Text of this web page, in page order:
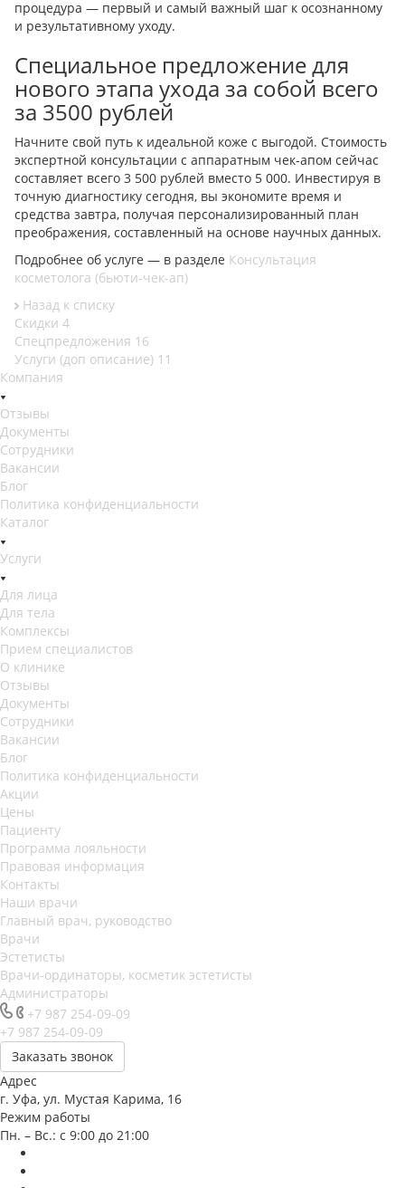
процедура — первый и самый важный шаг к осознанному
и результативному уходу.
Специальное предложение для
нового этапа ухода за собой всего
за 3500 рублей
Начните свой путь к идеальной коже с выгодой. Стоимость
экспертной консультации с аппаратным чек-апом сейчас
составляет всего 3 500 рублей вместо 5 000. Инвестируя в
точную диагностику сегодня, вы экономите время и
средства завтра, получая персонализированный план
преображения, составленный на основе научных данных.
Подробнее об услуге — в разделе Консультация
косметолога (бьюти-чек-ап)
Назад к списку
Скидки 4
Спецпредложения 16
Услуги (доп описание) 11
Компания
Отзывы
Документы
Сотрудники
Вакансии
Блог
Политика конфиденциальности
Каталог
Услуги
Для лица
Для тела
Комплексы
Прием специалистов
О клинике
Отзывы
Документы
Сотрудники
Вакансии
Блог
Политика конфиденциальности
Акции
Цены
Пациенту
Программа лояльности
Правовая информация
Контакты
Наши врачи
Главный врач, руководство
Врачи
Эстетисты
Врачи-ординаторы, косметик эстетисты
Администраторы
+7 987 254-09-09
+7 987 254-09-09
Заказать звонок
Адрес
г. Уфа, ул. Мустая Карима, 16
Режим работы
Пн. – Вс.: с 9:00 до 21:00